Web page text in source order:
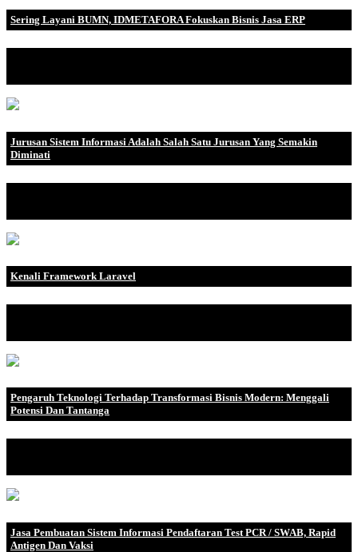
Sering Layani BUMN, IDMETAFORA Fokuskan Bisnis Jasa ERP
Jurusan Sistem Informasi Adalah Salah Satu Jurusan Yang Semakin
Diminati
Kenali Framework Laravel
Pengaruh Teknologi Terhadap Transformasi Bisnis Modern: Menggali
Potensi Dan Tantanga
Jasa Pembuatan Sistem Informasi Pendaftaran Test PCR / SWAB, Rapid
Antigen Dan Vaksi